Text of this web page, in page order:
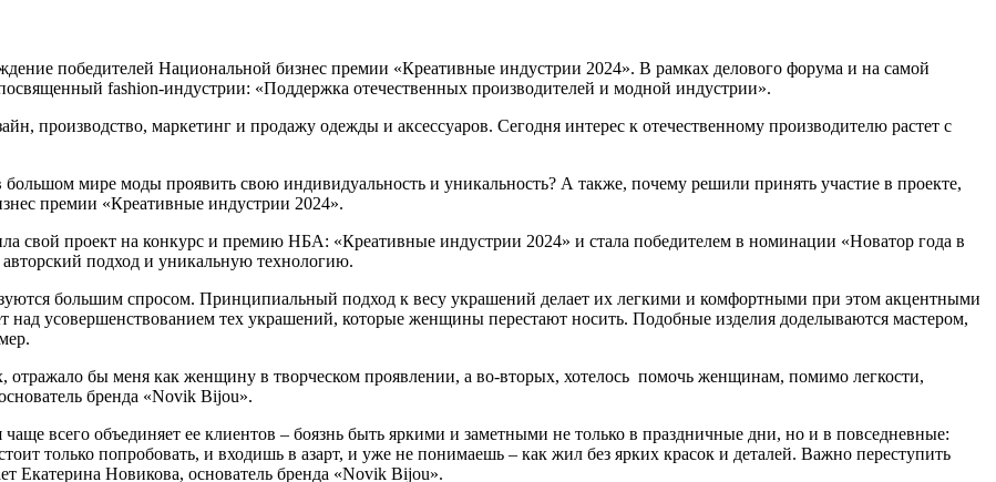
победителей Национальной бизнес премии «Креативные индустрии 2024». В рамках делового форума и на самой
fashion-индустрии: «Поддержка отечественных производителей и модной индустрии».
производство, маркетинг и продажу одежды и аксессуаров. Сегодня интерес к отечественному производителю растет с
мире моды проявить свою индивидуальность и уникальность? А также, почему решили принять участие в проекте,
премии «Креативные индустрии 2024».
свой проект на конкурс и премию НБА: «Креативные индустрии 2024» и стала победителем в номинации «Новатор года в
подход и уникальную технологию.
большим спросом. Принципиальный подход к весу украшений делает их легкими и комфортными при этом акцентными
усовершенствованием тех украшений, которые женщины перестают носить. Подобные изделия доделываются мастером,
отражало бы меня как женщину в творческом проявлении, а во-вторых, хотелось помочь женщинам, помимо легкости,
бренда «Novik Bijou».
чаще всего объединяет ее клиентов – боязнь быть яркими и заметными не только в праздничные дни, но и в повседневные:
только попробовать, и входишь в азарт, и уже не понимаешь – как жил без ярких красок и деталей. Важно переступить
Екатерина Новикова, основатель бренда «Novik Bijou».